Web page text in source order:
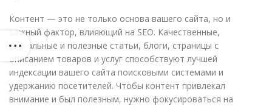
Контент — это не только основа вашего сайта, но и
важный фактор, влияющий на SEO. Качественные,
уникальные и полезные статьи, блоги, страницы с
описанием товаров и услуг способствуют лучшей
индексации вашего сайта поисковыми системами и
удержанию посетителей. Чтобы контент привлекал
внимание и был полезным, нужно фокусироваться на